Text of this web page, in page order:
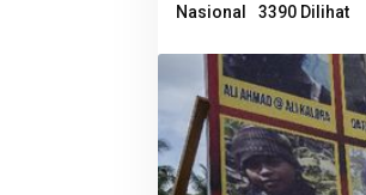
Nasional
3390 Dilihat